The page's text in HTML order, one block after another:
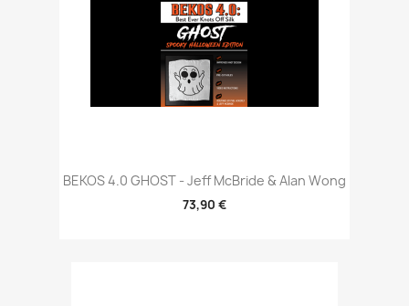
BEKOS 4.0 GHOST - Jeff McBride & Alan Wong
73,90 €